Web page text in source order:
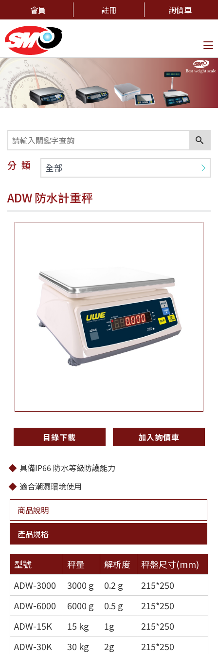
會員 註冊 詢價車
分類 全部
ADW 防水計重秤
目錄下載 加入詢價車
具備IP66 防水等級防護能力
適合潮濕環境使用
商品說明
產品規格
型號 秤量 解析度
秤盤尺寸(mm)
ADW-3000
3000 g 0.2 g
215*250
ADW-6000
6000 g 0.5 g
215*250
ADW-15K
15 kg 1g
215*250
ADW-30K
30 kg 2g 215*250